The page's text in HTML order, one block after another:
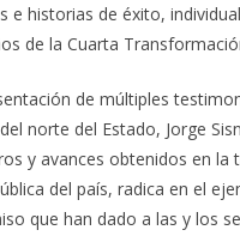
e historias de éxito,
de la Cuarta
de múltiples
norte del Estado, Jorge
y avances obtenidos en la
del país, radica en el
que han dado a las y los